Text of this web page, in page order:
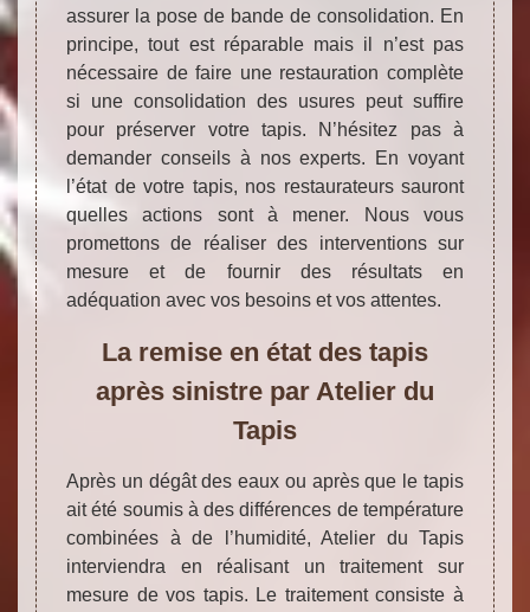
assurer la pose de bande de consolidation. En
principe, tout est réparable mais il n’est pas
nécessaire de faire une restauration complète
si une consolidation des usures peut suffire
pour préserver votre tapis. N’hésitez pas à
demander conseils à nos experts. En voyant
l’état de votre tapis, nos restaurateurs sauront
quelles actions sont à mener. Nous vous
promettons de réaliser des interventions sur
mesure et de fournir des résultats en
adéquation avec vos besoins et vos attentes.
La remise en état des tapis
après sinistre par Atelier du
Tapis
Après un dégât des eaux ou après que le tapis
ait été soumis à des différences de température
combinées à de l’humidité, Atelier du Tapis
interviendra en réalisant un traitement sur
mesure de vos tapis. Le traitement consiste à